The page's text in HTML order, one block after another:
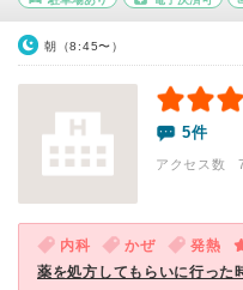
朝（8:45〜）
5件
アクセス数
内科 かぜ 発熱
薬を処方してもらいに行った